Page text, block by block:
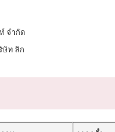
ษัท ลิก